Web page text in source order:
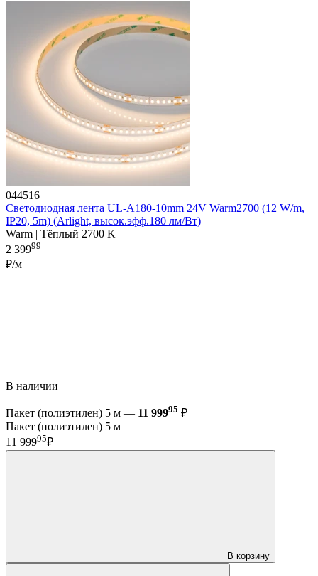
044516
Светодиодная лента UL-A180-10mm 24V Warm2700 (12 W/m,
IP20, 5m) (Arlight, высок.эфф.180 лм/Вт)
Warm | Тёплый 2700 K
2 39999
₽/м
В наличии
Пакет (полиэтилен) 5 м — 11 99995 ₽
Пакет (полиэтилен) 5 м
11 99995₽
В корзину